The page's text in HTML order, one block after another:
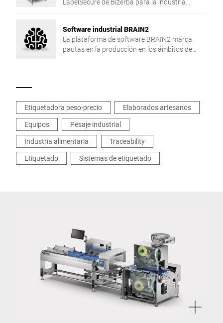
Software industrial BRAIN2
La plataforma de software BRAIN2 marca
pautas en la producción en los ámbitos de
Etiquetadora peso-precio
Elaborados artesanos
Equipos
Pesaje industrial
Industria alimentaria
Traceability
Etiquetado
Sistemas de etiquetado